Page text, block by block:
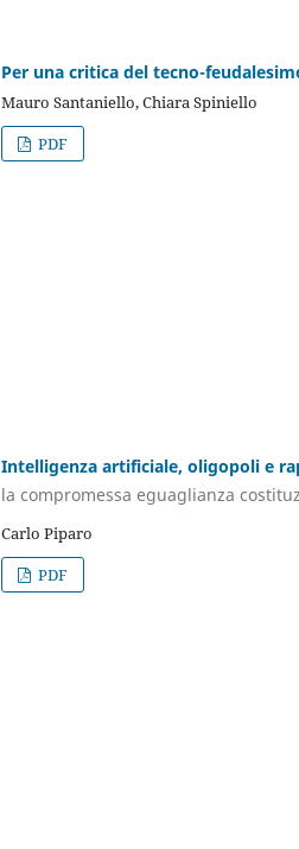
Per una critica del tecno-
Mauro Santaniello, Chiara Spiniello
PDF
Intelligenza artificiale, oligopoli e
la compromessa eguaglianza
Carlo Piparo
PDF